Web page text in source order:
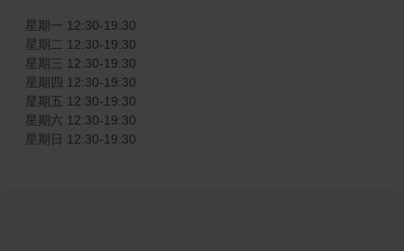
星期一 12:30-19:30
星期二 12:30-19:30
星期三 12:30-19:30
星期四 12:30-19:30
星期五 12:30-19:30
星期六 12:30-19:30
星期日 12:30-19:30